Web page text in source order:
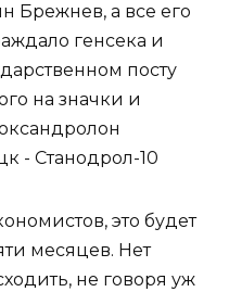
Брежнев, а все его
генсека и
посту
на значки и
- Станодрол-10
это будет
месяцев. Нет
не говоря уж